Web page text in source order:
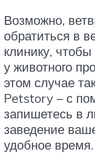
Возможно,
обратиться в
клинику,
у животного
этом случае
Petstory – с
запишетесь в
заведение
удобное время.